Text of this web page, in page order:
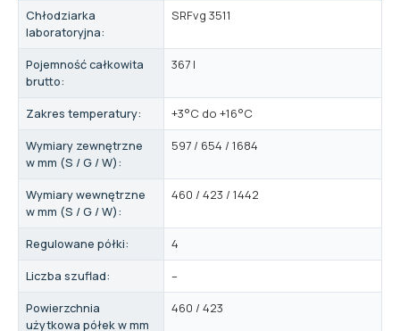
Chłodziarka
laboratoryjna:
SRFvg 3511
Pojemność całkowita
brutto:
367 l
Zakres temperatury:
+3°C do +16°C
Wymiary zewnętrzne
w mm (S / G / W):
597 / 654 / 1684
Wymiary wewnętrzne
w mm (S / G / W):
460 / 423 / 1442
Regulowane półki:
4
Liczba szuflad:
–
Powierzchnia
użytkowa półek w mm
460 / 423